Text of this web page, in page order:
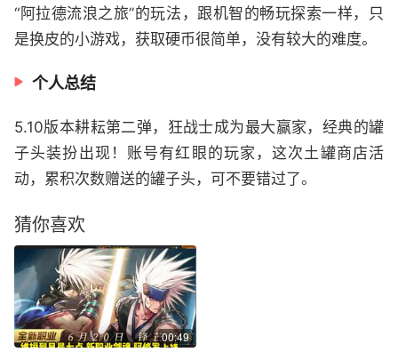
“阿拉德流浪之旅”的玩法，跟机智的畅玩探索一样，只
是换皮的小游戏，获取硬币很简单，没有较大的难度。
个人总结
5.10版本耕耘第二弹，狂战士成为最大赢家，经典的罐
子头装扮出现！账号有红眼的玩家，这次土罐商店活
动，累积次数赠送的罐子头，可不要错过了。
猜你喜欢
00:49